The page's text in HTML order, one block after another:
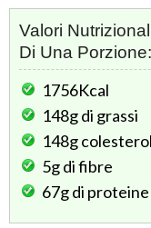
Valori
Di Una Porzione:
1756Kcal
148gdi grassi
148g
5gdi fibre
67gdi proteine